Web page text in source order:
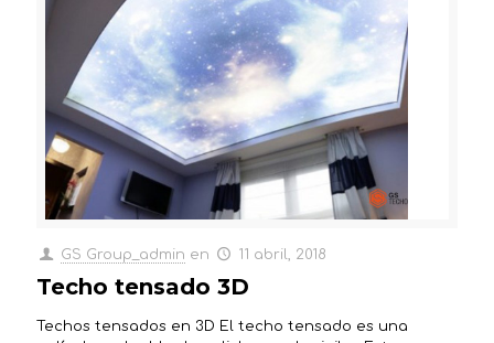
GS Group_admin en 11 abril, 2018
Techo tensado 3D
Techos tensados en 3D El techo tensado es una